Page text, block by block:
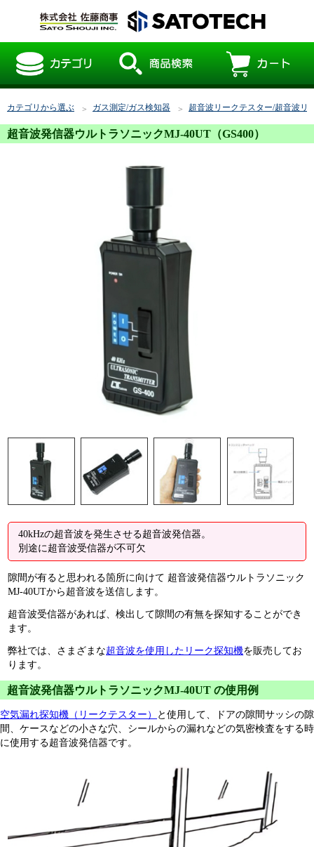
カテゴリから選ぶ ガス測定/ガス検知器 超音波リークテスター/超音波リ
超音波発信器ウルトラソニックMJ-40UT（GS400）
40kHzの超音波を発生させる超音波発信器。
別途に超音波受信器が不可欠
隙間が有ると思われる箇所に向けて 超音波発信器ウルトラソニック
MJ-40UTから超音波を送信します。
超音波受信器があれば、検出して隙間の有無を探知することができ
ます。
弊社では、さまざまな超音波を使用したリーク探知機を販売してお
ります。
超音波発信器ウルトラソニックMJ-40UT の使用例
空気漏れ探知機（リークテスター）
と使用して、ドアの隙間サッシの隙
間、ケースなどの小さな穴、シールからの漏れなどの気密検査をする時
に使用する超音波発信器です。